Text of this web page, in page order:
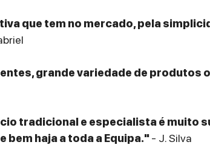
que tem no mercado, pela
grande variedade de produtos
tradicional e especialista é muito
bem haja a toda a Equipa."- J. Silva